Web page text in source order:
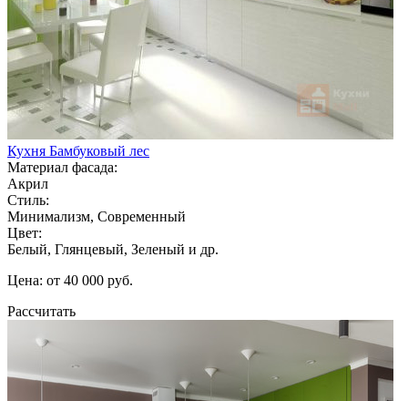
Кухня Бамбуковый лес
Материал фасада:
Акрил
Стиль:
Минимализм, Современный
Цвет:
Белый, Глянцевый, Зеленый и др.
Цена: от 40 000 руб.
Рассчитать